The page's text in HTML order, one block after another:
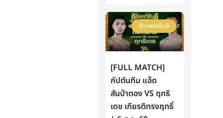
ศึกเพชรยินดี
[FULL MATCH]
กัปตันทีม แอ๊ด
สันป่าตอง VS ฤทธิ
เดช เกียรติทรงฤทธิ์